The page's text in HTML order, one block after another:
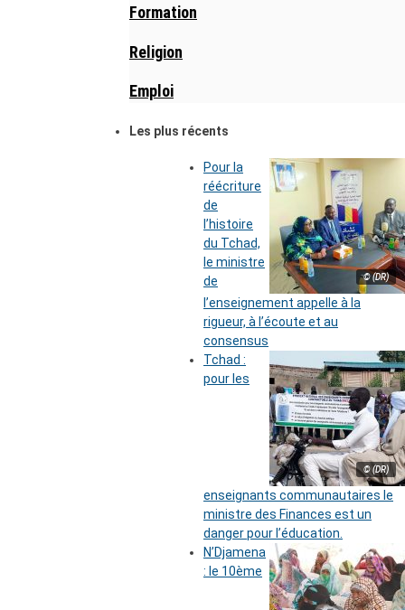
Formation
Religion
Emploi
Les plus récents
© (DR)
Pour la
réécriture
de
l’histoire
du Tchad,
le ministre
de
l’enseignement appelle à la
rigueur, à l’écoute et au
consensus
© (DR)
Tchad :
pour les
enseignants communautaires le
ministre des Finances est un
danger pour l’éducation.
N’Djamena
: le 10ème